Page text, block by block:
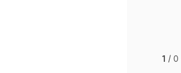
1 /0